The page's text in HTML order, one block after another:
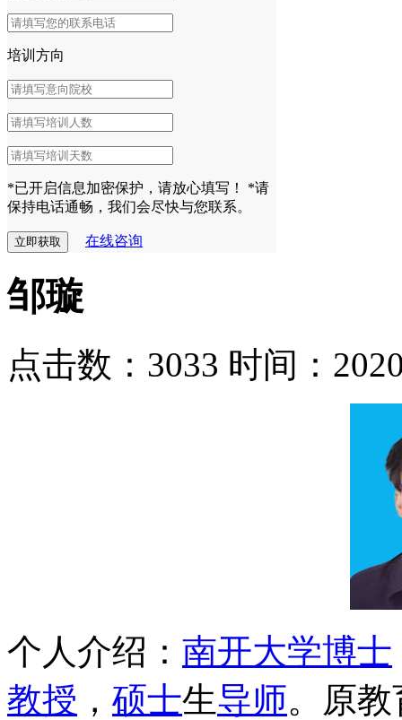
培训方向
*已开启信息加密保护，请放心填写！
*请
保持电话通畅，我们会尽快与您联系。
在线咨询
邹璇
点击数：3033 时间：
个人介绍： 南开大学博士
教授 ， 硕士生导师。原